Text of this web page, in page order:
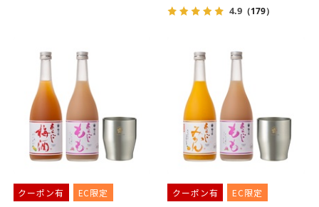
4.9 （179）
クーポン有 EC限定 クーポン有 EC限定